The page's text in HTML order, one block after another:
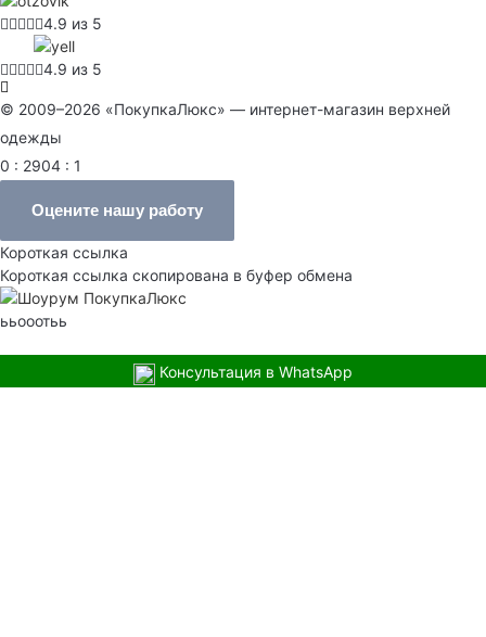
4.9 из 5
4.9 из 5
© 2009–2026 «ПокупкаЛюкс» — интернет-магазин верхней
одежды
0 : 2904 : 1
Оцените нашу работу
Короткая ссылка
Короткая ссылка скопирована в буфер обмена
ььооотьь
Консультация в WhatsApp